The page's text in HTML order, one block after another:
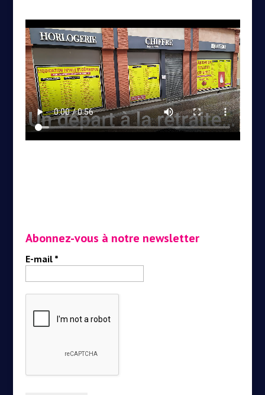
Abonnez-vous à notre newsletter
E-mail *